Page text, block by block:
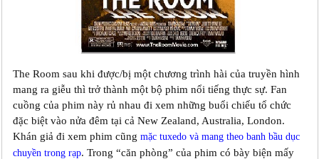
The Room sau khi được/bị một chương trình hài của truyền hình
mang ra giễu thì trở thành một bộ phim nổi tiếng thực sự. Fan
cuồng của phim này rủ nhau đi xem những buổi chiếu tổ chức
đặc biệt vào nửa đêm tại cả New Zealand, Australia, London.
Khán giả đi xem phim cũng mặc tuxedo và mang theo banh bầu dục
chuyền trong rạp. Trong “căn phòng” của phim có bày biện mấy